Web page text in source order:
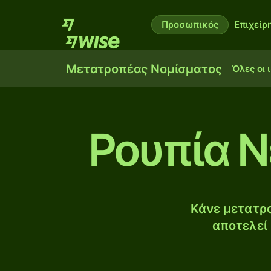
Προσωπικός
Μετατροπέας Νομίσματος Όλες οι
Ρουπία
Κάνε